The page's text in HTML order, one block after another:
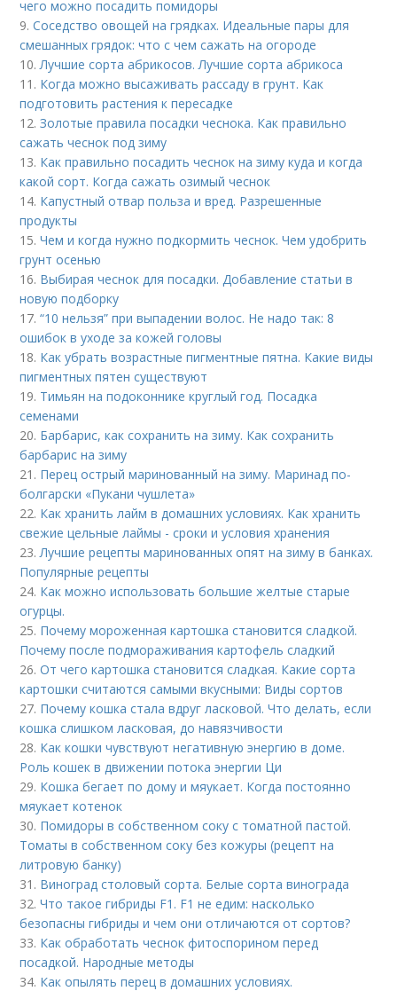
чего можно посадить помидоры
9.Соседство овощей на грядках. Идеальные пары для
смешанных грядок: что с чем сажать на огороде
10. Лучшие сорта абрикосов. Лучшие сорта абрикоса
11. Когда можно высаживать рассаду в грунт. Как
подготовить растения к пересадке
12.Золотые правила посадки чеснока. Как правильно
сажать чеснок под зиму
13. Как правильно посадить чеснок на зиму куда и когда
какой сорт. Когда сажать озимый чеснок
14. Капустный отвар польза и вред. Разрешенные
продукты
15.Чем и когда нужно подкормить чеснок. Чем удобрить
грунт осенью
16. Выбирая чеснок для посадки. Добавление статьи в
новую подборку
17.“10 нельзя” при выпадении волос. Не надо так: 8
ошибок в уходе за кожей головы
18. Как убрать возрастные пигментные пятна. Какие виды
пигментных пятен существуют
19. Тимьян на подоконнике круглый год. Посадка
семенами
20. Барбарис, как сохранить на зиму. Как сохранить
барбарис на зиму
21. Перец острый маринованный на зиму. Маринад по-
болгарски «Пукани чушлета»
22. Как хранить лайм в домашних условиях. Как хранить
свежие цельные лаймы - сроки и условия хранения
23. Лучшие рецепты маринованных опят на зиму в банках.
Популярные рецепты
24. Как можно использовать большие желтые старые
огурцы.
25. Почему мороженная картошка становится сладкой.
Почему после подмораживания картофель сладкий
26.От чего картошка становится сладкая. Какие сорта
картошки считаются самыми вкусными: Виды сортов
27. Почему кошка стала вдруг ласковой. Что делать, если
кошка слишком ласковая, до навязчивости
28. Как кошки чувствуют негативную энергию в доме.
Роль кошек в движении потока энергии Ци
29. Кошка бегает по дому и мяукает. Когда постоянно
мяукает котенок
30. Помидоры в собственном соку с томатной пастой.
Томаты в собственном соку без кожуры (рецепт на
литровую банку)
31. Виноград столовый сорта. Белые сорта винограда
32.Что такое гибриды F1. F1 не едим: насколько
безопасны гибриды и чем они отличаются от сортов?
33. Как обработать чеснок фитоспорином перед
посадкой. Народные методы
34. Как опылять перец в домашних условиях.